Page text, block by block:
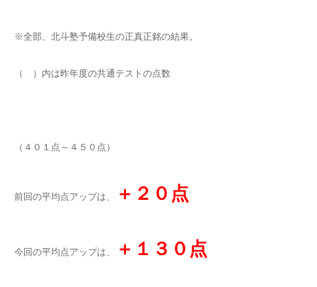
※全部、北斗塾予備校生の正真正銘の結果。
（ ）内は昨年度の共通テストの点数
（４０１点～４５０点）
前回の平均点アップは、 ＋２０点
今回の平均点アップは、 ＋１３０点